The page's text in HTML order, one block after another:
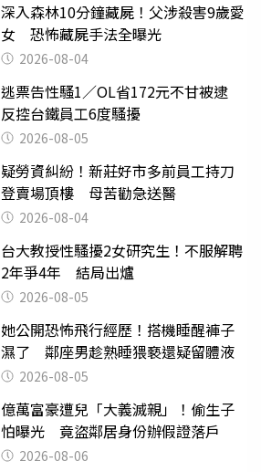
深入森林10分鐘藏屍！父涉殺害9歲愛
女 恐怖藏屍手法全曝光
2026-08-04
逃票告性騷1／OL省172元不甘被逮
反控台鐵員工6度騷擾
2026-08-05
疑勞資糾紛！新莊好市多前員工持刀
登賣場頂樓 母苦勸急送醫
2026-08-04
台大教授性騷擾2女研究生！不服解聘
2年爭4年 結局出爐
2026-08-05
她公開恐怖飛行經歷！搭機睡醒褲子
濕了 鄰座男趁熟睡猥褻還疑留體液
2026-08-05
億萬富豪遭兒「大義滅親」！偷生子
怕曝光 竟盜鄰居身份辦假證落戶
2026-08-06